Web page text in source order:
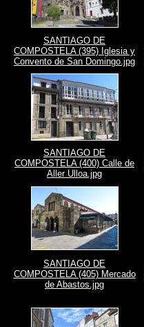
SANTIAGO DE
COMPOSTELA (395) Iglesia y
Convento de San Domingo.jpg
SANTIAGO DE
COMPOSTELA (400) Calle de
Aller Ulloa.jpg
SANTIAGO DE
COMPOSTELA (405) Mercado
de Abastos.jpg